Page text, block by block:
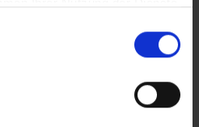
private cloud-
- Infrastructure-as-a-